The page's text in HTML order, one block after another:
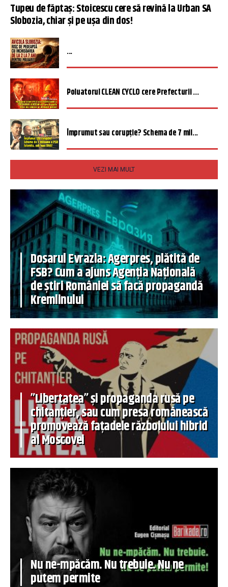
Tupeu de făptaș: Stoicescu cere să revină la Urban SA
Slobozia, chiar și pe ușa din dos!
...
Poluatorul CLEAN CYCLO cere Prefecturii ...
Împrumut sau corupție? Schema de 7 mil...
VEZI MAI MULT
Dosarul Evrazia: Agerpres, plătită de
FSB? Cum a ajuns Agenția Națională
de știri României să facă propagandă
Kremlinului
”Libertatea” și propaganda rusă pe
chitanțier, sau cum presa românească
promovează fațadele războiului hibrid
al Moscovei
Nu ne-mpăcăm. Nu trebuie. Nu ne
putem permite